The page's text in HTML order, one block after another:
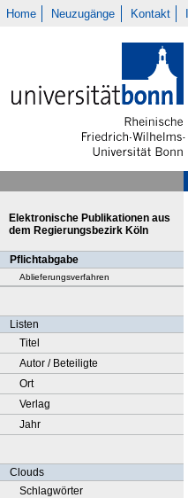
Home Neuzugänge Kontakt
Elektronische Publikationen aus
dem Regierungsbezirk Köln
Pflichtabgabe
Ablieferungsverfahren
Listen
Titel
Autor / Beteiligte
Ort
Verlag
Jahr
Clouds
Schlagwörter